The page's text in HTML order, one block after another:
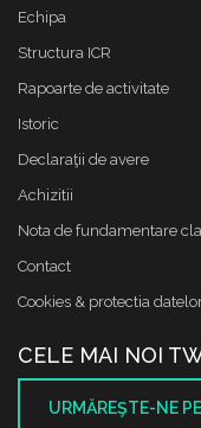
Echipa
Structura ICR
Rapoarte de activitate
Istoric
Declaraţii de avere
Achizitii
Nota de fundamentare
Contact
Cookies & protectia
CELE MAI NOI
URMĂREŞTE-NE